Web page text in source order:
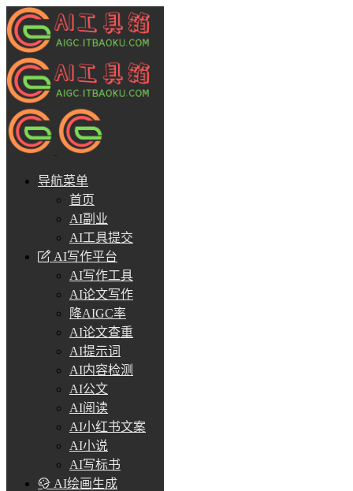
导航菜单
首页
AI副业
AI工具提交
AI写作平台
AI写作工具
AI论文写作
降AIGC率
AI论文查重
AI提示词
AI内容检测
AI公文
AI阅读
AI小红书文案
AI小说
AI写标书
AI绘画生成